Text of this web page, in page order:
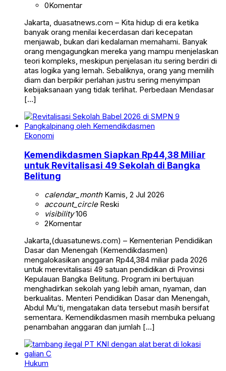
0Komentar
Jakarta, duasatnews.com – Kita hidup di era ketika
banyak orang menilai kecerdasan dari kecepatan
menjawab, bukan dari kedalaman memahami. Banyak
orang mengagungkan mereka yang mampu menjelaskan
teori kompleks, meskipun penjelasan itu sering berdiri di
atas logika yang lemah. Sebaliknya, orang yang memilih
diam dan berpikir perlahan justru sering menyimpan
kebijaksanaan yang tidak terlihat. Perbedaan Mendasar
[…]
Ekonomi
Kemendikdasmen Siapkan Rp44,38 Miliar
untuk Revitalisasi 49 Sekolah di Bangka
Belitung
calendar_monthKamis, 2 Jul 2026
account_circleReski
visibility106
2Komentar
Jakarta,(duasatunews.com) – Kementerian Pendidikan
Dasar dan Menengah (Kemendikdasmen)
mengalokasikan anggaran Rp44,384 miliar pada 2026
untuk merevitalisasi 49 satuan pendidikan di Provinsi
Kepulauan Bangka Belitung. Program ini bertujuan
menghadirkan sekolah yang lebih aman, nyaman, dan
berkualitas. Menteri Pendidikan Dasar dan Menengah,
Abdul Mu’ti, mengatakan data tersebut masih bersifat
sementara. Kemendikdasmen masih membuka peluang
penambahan anggaran dan jumlah […]
Hukum